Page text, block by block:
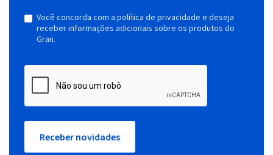
Você concorda com a política de privacidade e deseja
receber informações adicionais sobre os produtos do
Gran.
Receber novidades